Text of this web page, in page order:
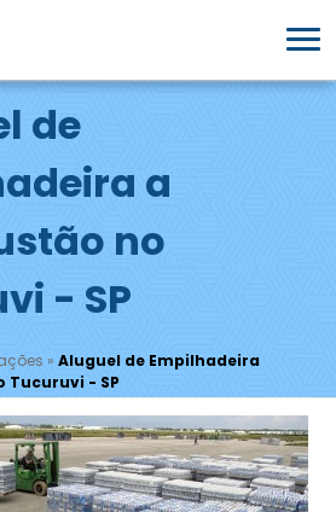
de
a
no
- SP
» Aluguel de Empilhadeira
Tucuruvi - SP